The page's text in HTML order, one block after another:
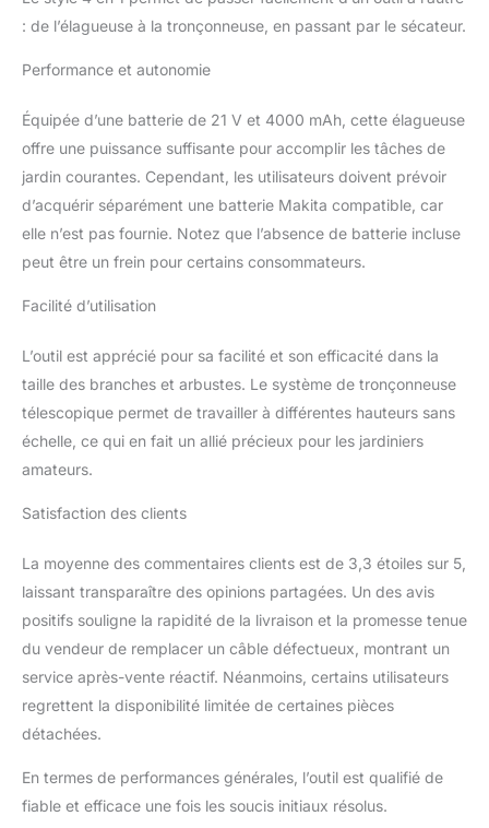
compatible avec
BL1820B BL1830B
BL1840B BL1850B
BL1860B Mini
tronçonneuse sans fil 4
télescopique,
tronçonneuse manuelle,
équipé d'une tige
d'extension amovible qui
peut être démontée en
être installée en trois
maximale peut atteindre
4,6 mètres, ce qui vous
permet d'atteindre
facilement des branches
hautes pour faciliter
l'élagage des branches
hautes Performance
sans balais puissant à
balais augmentent la
: de l’élagueuse à la tronçonneuse, en passant par le sécateur.
Performance et autonomie
Équipée d’une batterie de 21 V et 4000 mAh, cette élagueuse
offre une puissance suffisante pour accomplir les tâches de
jardin courantes. Cependant, les utilisateurs doivent prévoir
d’acquérir séparément une batterie Makita compatible, car
elle n’est pas fournie. Notez que l’absence de batterie incluse
peut être un frein pour certains consommateurs.
Facilité d’utilisation
L’outil est apprécié pour sa facilité et son efficacité dans la
taille des branches et arbustes. Le système de tronçonneuse
télescopique permet de travailler à différentes hauteurs sans
échelle, ce qui en fait un allié précieux pour les jardiniers
amateurs.
Satisfaction des clients
La moyenne des commentaires clients est de 3,3 étoiles sur 5,
laissant transparaître des opinions partagées. Un des avis
positifs souligne la rapidité de la livraison et la promesse tenue
du vendeur de remplacer un câble défectueux, montrant un
service après-vente réactif. Néanmoins, certains utilisateurs
regrettent la disponibilité limitée de certaines pièces
détachées.
En termes de performances générales, l’outil est qualifié de
fiable et efficace une fois les soucis initiaux résolus.